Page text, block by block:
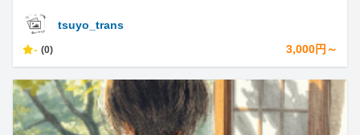
tsuyo_trans
- (0) 3,000円～